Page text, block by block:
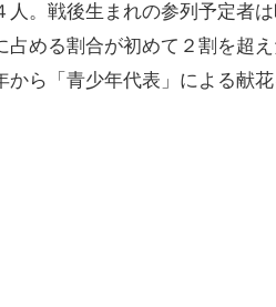
人。戦後生まれの参列予定者
占める割合が初めて２割を超
から「青少年代表」による献